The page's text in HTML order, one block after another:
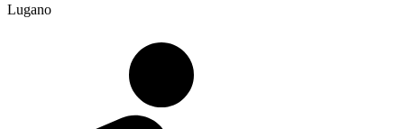
Lugano